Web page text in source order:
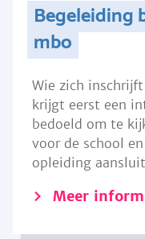
Begeleiding
mbo
Wie zich
krijgt eerst een
bedoeld om te
voor de school
opleiding
Meer